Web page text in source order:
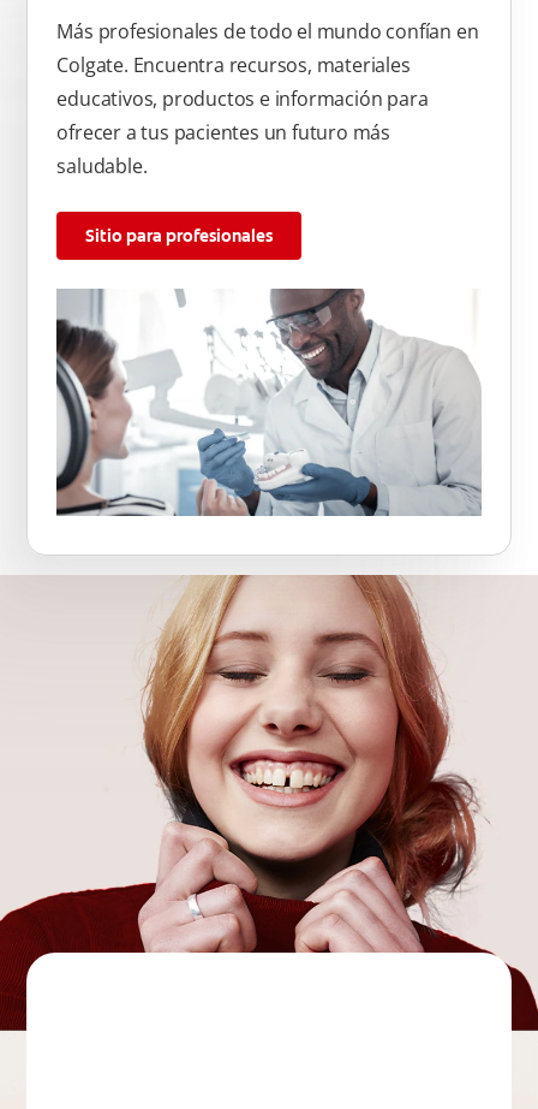
Más profesionales de todo el mundo confían en
Colgate. Encuentra recursos, materiales
educativos, productos e información para
ofrecer a tus pacientes un futuro más
saludable.
Sitio para profesionales